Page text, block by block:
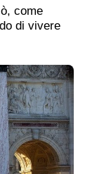
come
di vivere